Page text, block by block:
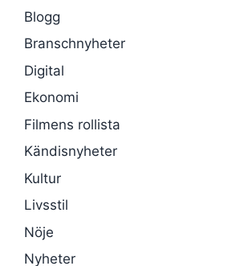
Blogg
Branschnyheter
Digital
Ekonomi
Filmens rollista
Kändisnyheter
Kultur
Livsstil
Nöje
Nyheter